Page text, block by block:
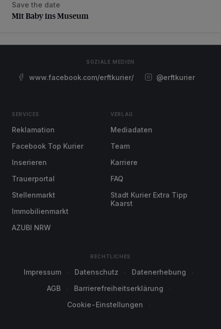
Mit Baby ins Museum
Save the date
Mit Baby ins Museum
SOZIALE MEDIEN
www.facebook.com/erftkurier/ @erftkurier
SERVICES
Reklamation
Facebook Top Kurier
Inserieren
Trauerportal
Stellenmarkt
Immobilienmarkt
AZUBI NRW
VERLAG
Mediadaten
Team
Karriere
FAQ
Stadt Kurier Extra Tipp
Kaarst
RECHTLICHES
Impressum Datenschutz
Datenerhebung
AGB
Barrierefreiheitserklärung
Cookie-Einstellungen